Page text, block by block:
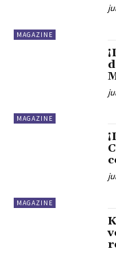
MAGAZINE
MAGAZINE
MAGAZINE